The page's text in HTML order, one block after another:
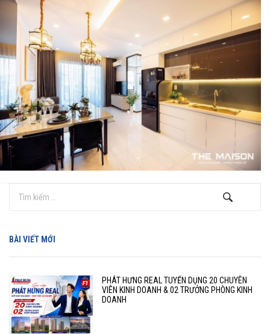
BÀI VIẾT MỚI
PHÁT HƯNG REAL TUYỂN DỤNG 20 CHUYÊN
VIÊN KINH DOANH & 02 TRƯỞNG PHÒNG KINH
DOANH